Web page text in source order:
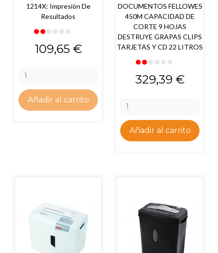
1214X: Impresión De
Resultados
Precio
109,65 €
Añadir al carrito
DOCUMENTOS FELLOWES
450M CAPACIDAD DE
CORTE 9 HOJAS
DESTRUYE GRAPAS CLIPS
TARJETAS Y CD 22 LITROS
Precio
329,39 €
Añadir al carrito